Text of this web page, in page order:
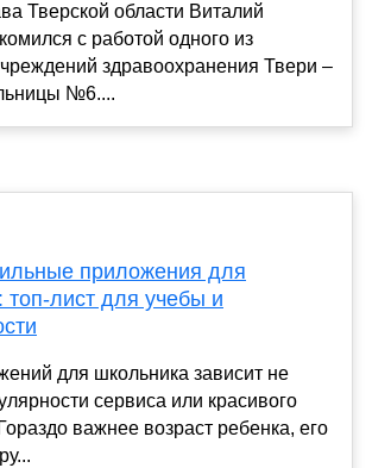
Тверской области Виталий
с работой одного из
здравоохранения Твери –
№6....
приложения для
топ-лист для учебы и
для школьника зависит не
сервиса или красивого
важнее возраст ребенка, его